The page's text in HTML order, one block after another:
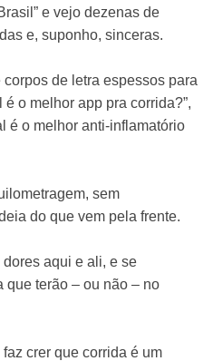
e vejo dezenas de
e, suponho, sinceras.
de letra espessos para
o melhor app pra corrida?”,
é o melhor anti-inflamatório
sem
do que vem pela frente.
aqui e ali, e se
que terão – ou não – no
crer que corrida é um